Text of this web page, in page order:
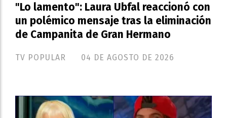
"Lo lamento": Laura Ubfal reaccionó con
un polémico mensaje tras la eliminación
de Campanita de Gran Hermano
TV POPULAR 04 DE AGOSTO DE 2026